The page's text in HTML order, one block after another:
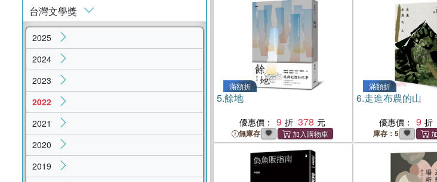
台灣文學獎
2025
2024
2023
2022
2021
2020
2019
滿額折
5.餘地
優惠價： 9 378
無庫存
滿額折
6.走進布農的山
優惠價： 9
庫存：5